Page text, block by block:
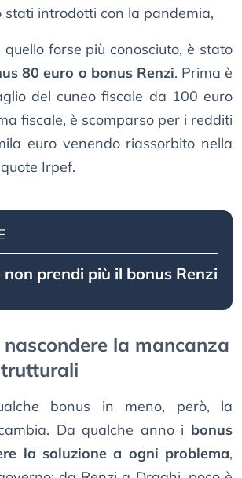
introdotti con la pandemia,
forse più conosciuto, è stato
80 euro o bonus Renzi. Prima è
del cuneo fiscale da 100 euro
fiscale, è scomparso per i redditi
euro venendo riassorbito nella
Irpef.
non prendi più il bonus Renzi
la mancanza
bonus in meno, però, la
Da qualche anno i bonus
la soluzione a ogni problema,